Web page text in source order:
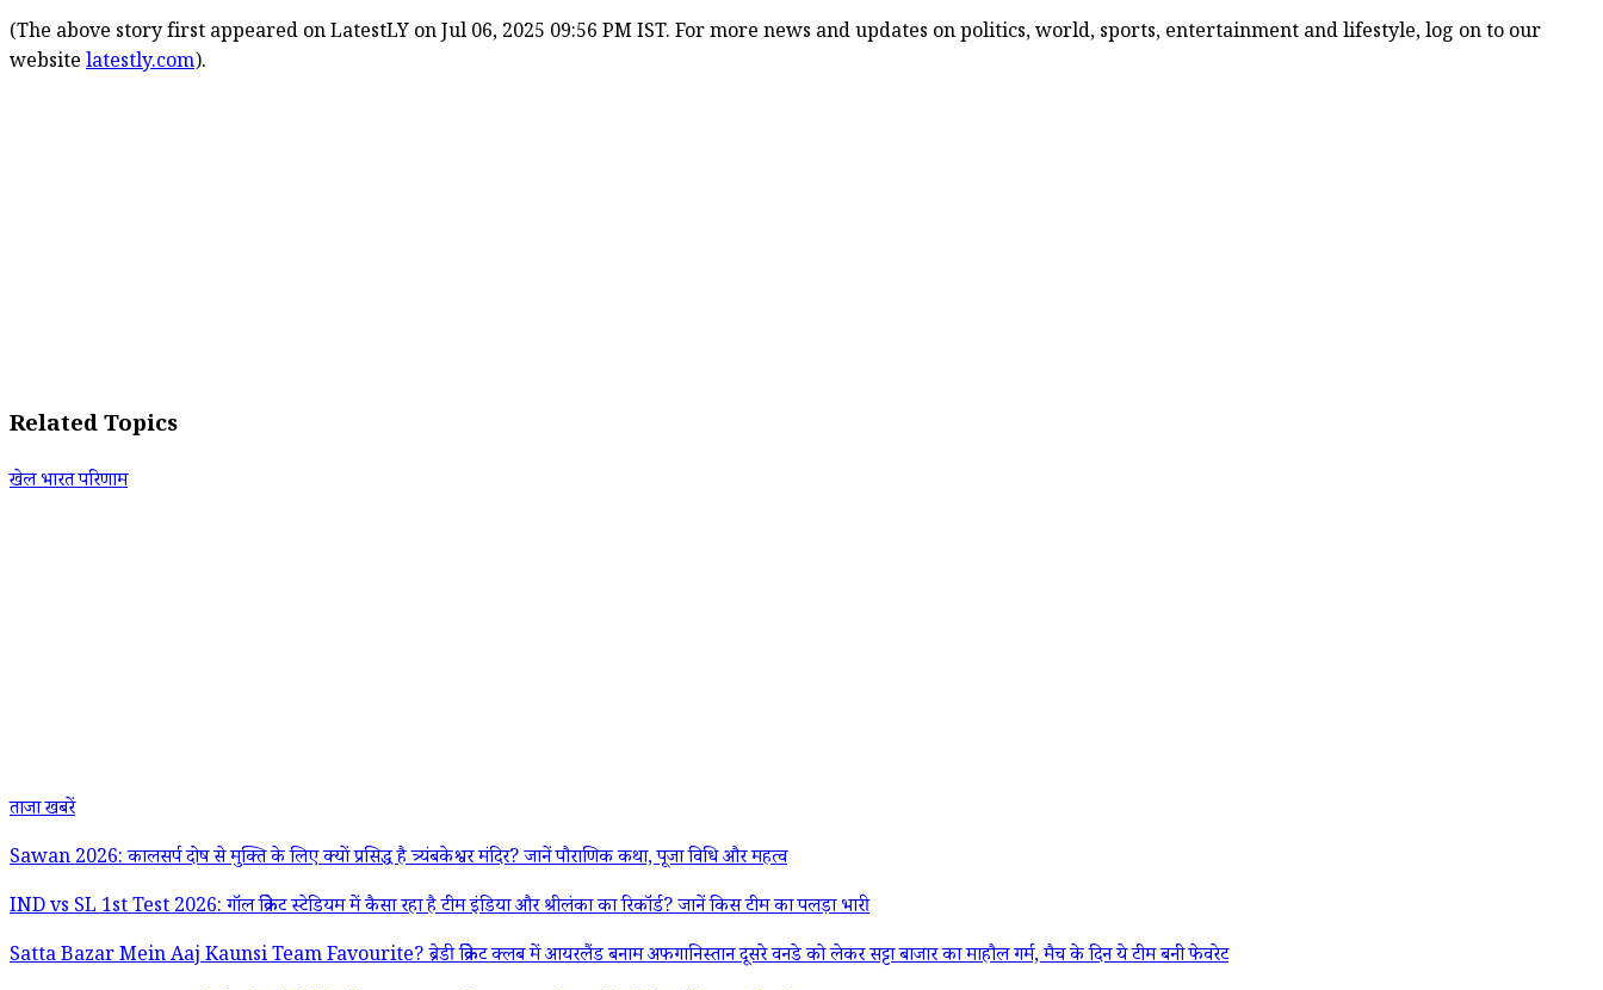
(The above story first appeared on LatestLY on Jul 06, 2025 09:56 PM IST. For more news and updates on politics, world, sports, entertainment and lifestyle, log on to our
website latestly.com).
Related Topics
खेल भारत परिणाम
ताजा खबरें
Sawan 2026: कालसर्प दोष से मुक्ति के लिए क्यों प्रसिद्ध है त्र्यंबकेश्वर मंदिर? जानें पौराणिक कथा, पूजा विधि और महत्व
IND vs SL 1st Test 2026: गॉल क्रिकेट स्टेडियम में कैसा रहा है टीम इंडिया और श्रीलंका का रिकॉर्ड? जानें किस टीम का पलड़ा भारी
Satta Bazar Mein Aaj Kaunsi Team Favourite? ब्रेडी क्रिकेट क्लब में आयरलैंड बनाम अफगानिस्तान दूसरे वनडे को लेकर सट्टा बाजार का माहौल गर्म, मैच के दिन ये टीम बनी फेवरेट